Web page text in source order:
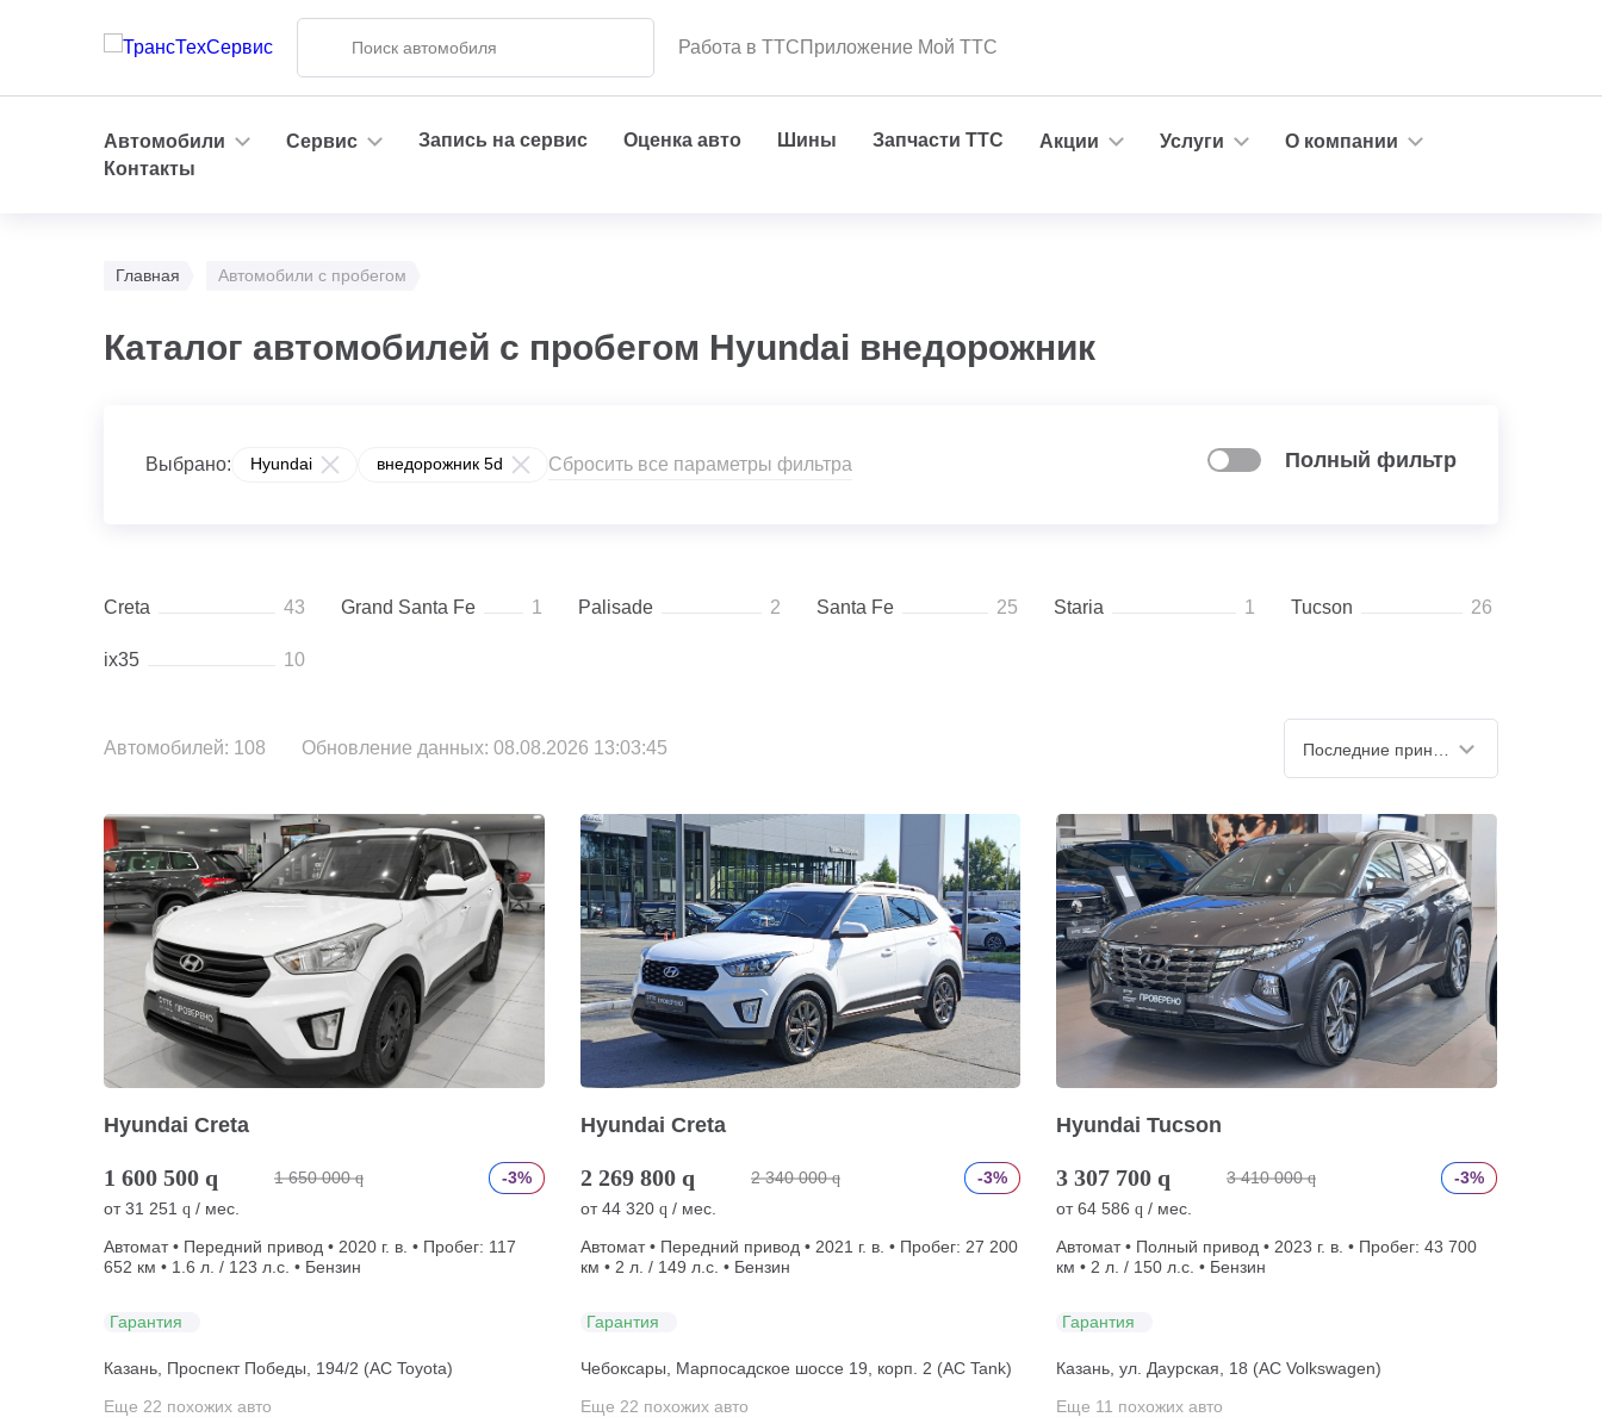
Работа в ТТСПриложение Мой ТТС
Автомобили Сервис Запись на сервис Оценка авто Шины Запчасти ТТС Акции Услуги
О компании
Контакты
Главная Автомобили с пробегом
Каталог автомобилей с пробегом Hyundai внедорожник
Выбрано: Hyundai внедорожник 5d Сбросить все параметры фильтра Полный фильтр
Creta 43 Grand Santa Fe 1 Palisade 2 Santa Fe 25 Staria 1 Tucson 26
ix35 10
Автомобилей: 108 Обновление данных: 08.08.2026 13:03:45
Hyundai Creta
1 600 500 q 1 650 000 q
-3%
от31 251 q / мес.
Автомат • Передний привод • 2020 г. в. • Пробег: 117
652 км • 1.6 л. / 123 л.с. • Бензин
Гарантия
Казань, Проспект Победы, 194/2 (АС Toyota)
Еще 22 похожих авто
Hyundai Creta
2 269 800 q 2 340 000 q
-3%
от44 320 q / мес.
Автомат • Передний привод • 2021 г. в. • Пробег: 27 200
км • 2 л. / 149 л.с. • Бензин
Гарантия
Чебоксары, Марпосадское шоссе 19, корп. 2 (АС Tank)
Еще 22 похожих авто
Hyundai Tucson
3 307 700 q 3 410 000 q
-3%
от64 586 q / мес.
Автомат • Полный привод • 2023 г. в. • Пробег: 43 700
км • 2 л. / 150 л.с. • Бензин
Гарантия
Казань, ул. Даурская, 18 (АС Volkswagen)
Еще 11 похожих авто